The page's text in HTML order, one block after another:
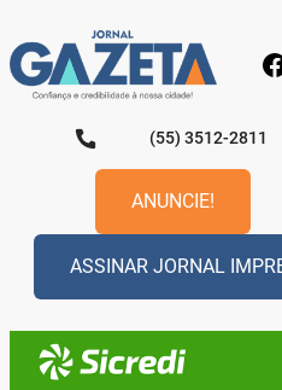
para
o
conteúdo
(55) 3512-2811
ANUNCIE!
ASSINAR JORNAL